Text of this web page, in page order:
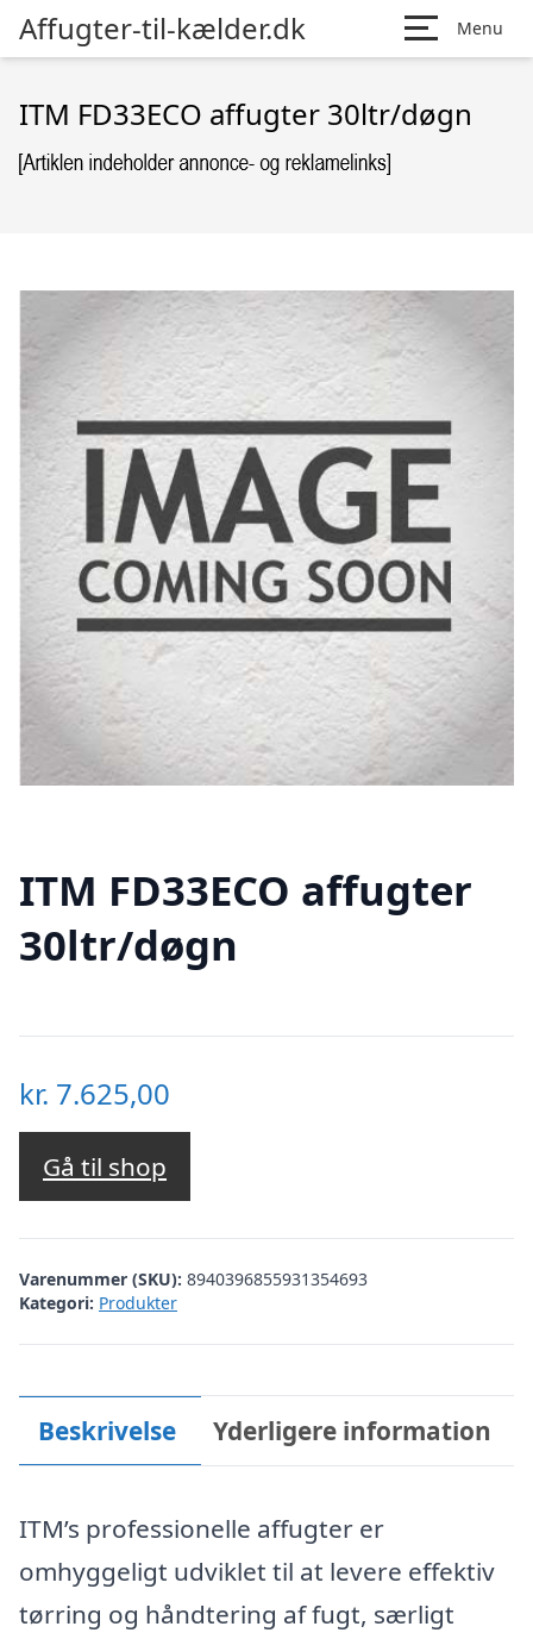
Affugter-til-kælder.dk Menu
ITM FD33ECO affugter 30ltr/døgn
ITM FD33ECO affugter
30ltr/døgn
kr. 7.625,00
Gå til shop
Varenummer (SKU): 8940396855931354693
Kategori: Produkter
Beskrivelse Yderligere information
ITM’s professionelle affugter er
omhyggeligt udviklet til at levere effektiv
tørring og håndtering af fugt, særligt